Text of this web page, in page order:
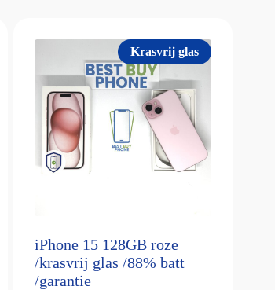
Krasvrij glas
iPhone 15 128GB roze
/krasvrij glas /88% batt
/garantie